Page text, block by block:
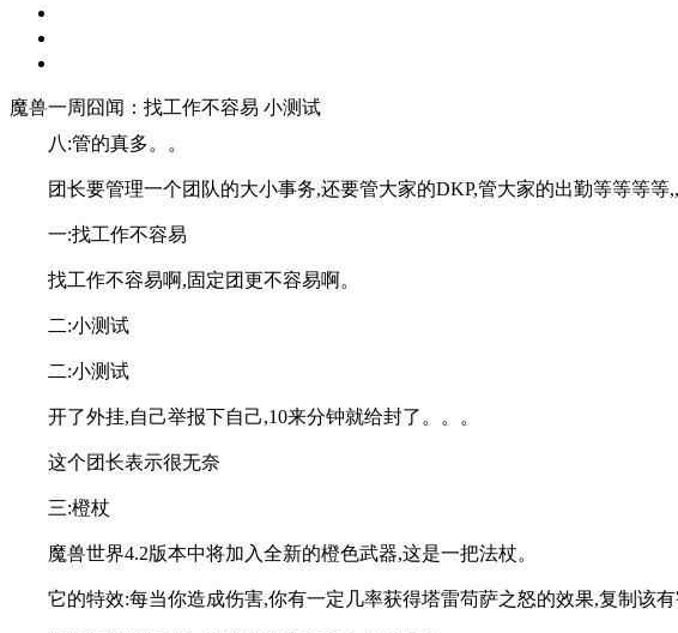
魔兽一周囧闻：找工作不容易 小测试
八:管的真多。。
团长要管理一个团队的大小事务,还要管大家的DKP,管大家的出勤等等等等
一:找工作不容易
找工作不容易啊,固定团更不容易啊。
二:小测试
二:小测试
开了外挂,自己举报下自己,10来分钟就给封了。。。
这个团长表示很无奈
三:橙杖
魔兽世界4.2版本中将加入全新的橙色武器,这是一把法杖。
它的特效:每当你造成伤害,你有一定几率获得塔雷苟萨之怒的效果,复制该